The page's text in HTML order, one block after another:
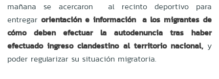
mañana se acercaron al recinto deportivo para
entregar orientación e información a los migrantes de
cómo deben efectuar la autodenuncia tras haber
efectuado ingreso clandestino al territorio nacional,y
poder regularizar su situación migratoria.